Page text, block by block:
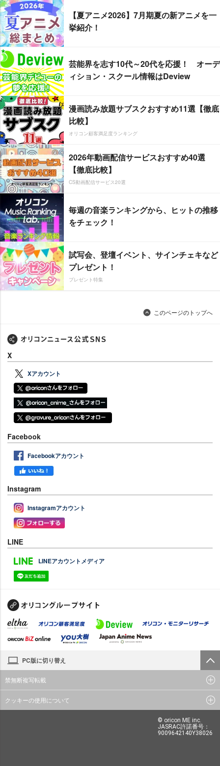
【夏アニメ2026】7月期夏の新アニメを一
挙紹介！
芸能界を志す10代～20代を応援！ オーデ
ィション・スクール情報はDeview
漫画読み放題サブスクおすすめ11選【徹底
比較】
オリコン顧客満足度ランキング
2026年動画配信サービスおすすめ40選
【徹底比較】
CS動画配信サービス20選
毎週の音楽ランキングから、ヒットの推移
をチェック！
試写会、登壇イベント、サインチェキなど
プレゼント！
プレゼント特集
このページのトップへ
X
Xアカウント
Facebook
Facebookアカウント
Instagram
Instagramアカウント
LINE
LINEアカウントメディア
PC版に切り替え
禁無断複写転載
クッキーの使用について
© oricon ME inc.
JASRAC許諾番号：
9009642140Y38026